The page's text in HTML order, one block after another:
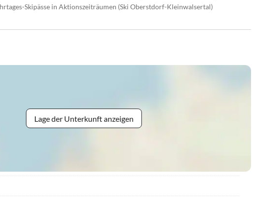
Skipässe in Aktionszeiträumen (Ski Oberstdorf-Kleinwalsertal)
Lage der Unterkunft anzeigen